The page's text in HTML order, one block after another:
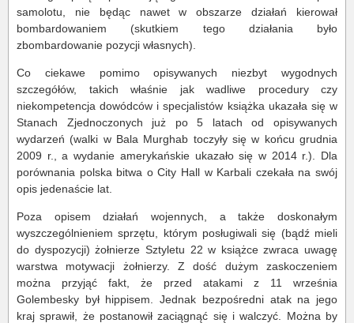
samolotu, nie będąc nawet w obszarze działań kierował
bombardowaniem (skutkiem tego działania było
zbombardowanie pozycji własnych).
Co ciekawe pomimo opisywanych niezbyt wygodnych
szczegółów, takich właśnie jak wadliwe procedury czy
niekompetencja dowódców i specjalistów książka ukazała się w
Stanach Zjednoczonych już po 5 latach od opisywanych
wydarzeń (walki w Bala Murghab toczyły się w końcu grudnia
2009 r., a wydanie amerykańskie ukazało się w 2014 r.). Dla
porównania polska bitwa o City Hall w Karbali czekała na swój
opis jedenaście lat.
Poza opisem działań wojennych, a także doskonałym
wyszczególnieniem sprzętu, którym posługiwali się (bądź mieli
do dyspozycji) żołnierze Sztyletu 22 w książce zwraca uwagę
warstwa motywacji żołnierzy. Z dość dużym zaskoczeniem
można przyjąć fakt, że przed atakami z 11 września
Golembesky był hippisem. Jednak bezpośredni atak na jego
kraj sprawił, że postanowił zaciągnąć się i walczyć. Można by